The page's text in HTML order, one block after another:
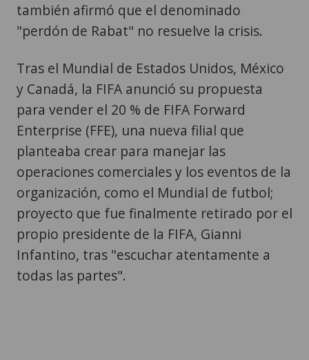
también afirmó que el denominado
"perdón de Rabat" no resuelve la crisis.
Tras el Mundial de Estados Unidos, México
y Canadá, la FIFA anunció su propuesta
para vender el 20 % de FIFA Forward
Enterprise (FFE), una nueva filial que
planteaba crear para manejar las
operaciones comerciales y los eventos de la
organización, como el Mundial de futbol;
proyecto que fue finalmente retirado por el
propio presidente de la FIFA, Gianni
Infantino, tras "escuchar atentamente a
todas las partes".